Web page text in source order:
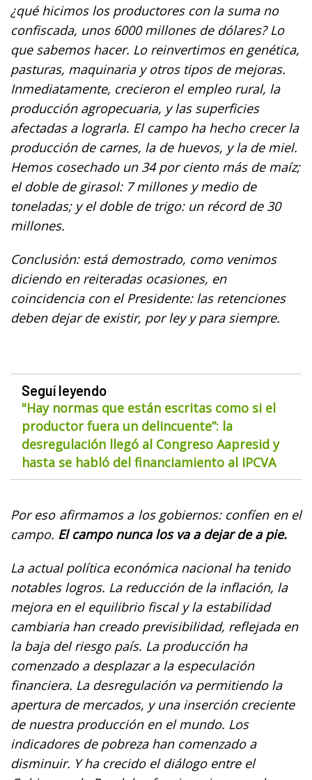
¿qué hicimos los productores con la suma no
confiscada, unos 6000 millones de dólares? Lo
que sabemos hacer. Lo reinvertimos en genética,
pasturas, maquinaria y otros tipos de mejoras.
Inmediatamente, crecieron el empleo rural, la
producción agropecuaria, y las superficies
afectadas a lograrla. El campo ha hecho crecer la
producción de carnes, la de huevos, y la de miel.
Hemos cosechado un 34 por ciento más de maíz;
el doble de girasol: 7 millones y medio de
toneladas; y el doble de trigo: un récord de 30
millones.
Conclusión: está demostrado, como venimos
diciendo en reiteradas ocasiones, en
coincidencia con el Presidente: las retenciones
deben dejar de existir, por ley y para siempre.
Seguí leyendo
"Hay normas que están escritas como si el
productor fuera un delincuente”: la
desregulación llegó al Congreso Aapresid y
hasta se habló del financiamiento al IPCVA
Por eso afirmamos a los gobiernos: confíen en el
campo. El campo nunca los va a dejar de a pie.
La actual política económica nacional ha tenido
notables logros. La reducción de la inflación, la
mejora en el equilibrio fiscal y la estabilidad
cambiaria han creado previsibilidad, reflejada en
la baja del riesgo país. La producción ha
comenzado a desplazar a la especulación
financiera. La desregulación va permitiendo la
apertura de mercados, y una inserción creciente
de nuestra producción en el mundo. Los
indicadores de pobreza han comenzado a
disminuir. Y ha crecido el diálogo entre el